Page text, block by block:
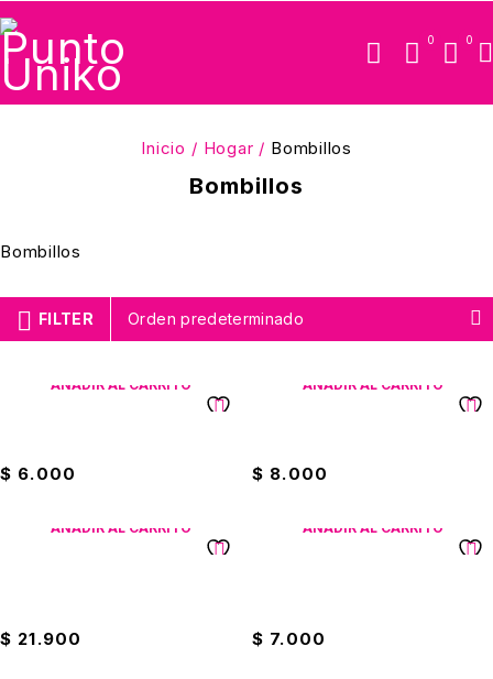
0 0
Bombillos
Inicio / Hogar / Bombillos
Bombillos
FILTER Orden predeterminado
AÑADIR AL CARRITO
$ 6.000
AÑADIR AL CARRITO
$ 8.000
AÑADIR AL CARRITO
$ 21.900
AÑADIR AL CARRITO
$ 7.000